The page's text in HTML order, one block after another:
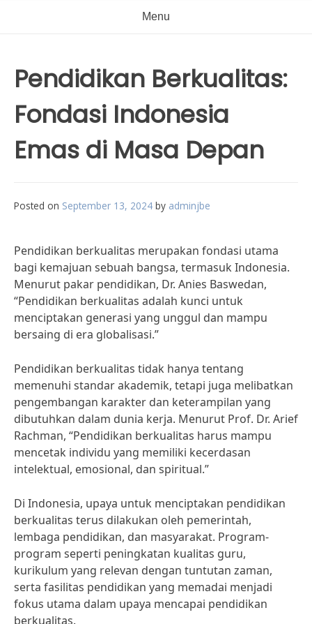
Menu
Pendidikan Berkualitas:
Fondasi Indonesia
Emas di Masa Depan
Posted on September 13, 2024 by adminjbe
Pendidikan berkualitas merupakan fondasi utama
bagi kemajuan sebuah bangsa, termasuk Indonesia.
Menurut pakar pendidikan, Dr. Anies Baswedan,
“Pendidikan berkualitas adalah kunci untuk
menciptakan generasi yang unggul dan mampu
bersaing di era globalisasi.”
Pendidikan berkualitas tidak hanya tentang
memenuhi standar akademik, tetapi juga melibatkan
pengembangan karakter dan keterampilan yang
dibutuhkan dalam dunia kerja. Menurut Prof. Dr. Arief
Rachman, “Pendidikan berkualitas harus mampu
mencetak individu yang memiliki kecerdasan
intelektual, emosional, dan spiritual.”
Di Indonesia, upaya untuk menciptakan pendidikan
berkualitas terus dilakukan oleh pemerintah,
lembaga pendidikan, dan masyarakat. Program-
program seperti peningkatan kualitas guru,
kurikulum yang relevan dengan tuntutan zaman,
serta fasilitas pendidikan yang memadai menjadi
fokus utama dalam upaya mencapai pendidikan
berkualitas.